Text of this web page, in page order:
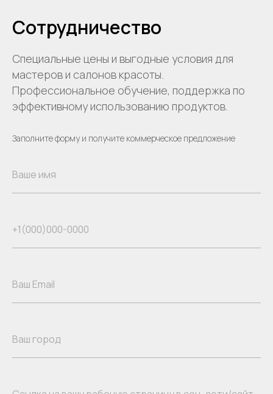
Сотрудничество
Специальные цены и выгодные условия для
мастеров и салонов красоты.
Профессиональное обучение, поддержка по
эффективному использованию продуктов.
Заполните форму и получите коммерческое предложение